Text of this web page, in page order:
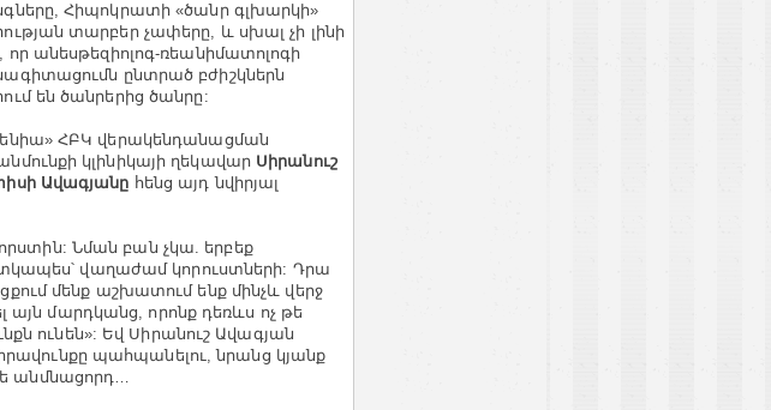
Հիպոկրատի «ծանր գլխարկի»
տարբեր չափերը, և սխալ չի լինի
որ անեսթեզիոլոգ-ռեանիմատոլոգի
ընտրած բժիշկներն
են ծանրերից ծանրը:
ՀԲԿ վերակենդանացման
կլինիկայի ղեկավար Սիրանուշ
Ավագյանը հենց այդ նվիրյալ
Նման բան չկա. երբեք
վաղաժամ կորուստների: Դրա
մենք աշխատում ենք մինչև վերջ
այն մարդկանց, որոնք դեռևս ոչ թե
ունեն»: Եվ Սիրանուշ Ավագյան
պահպանելու, նրանց կյանք
անմնացորդ…